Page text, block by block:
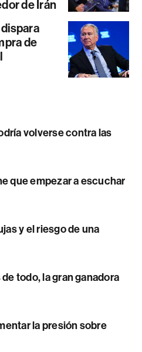
de Irán
de
volverse contra las
que empezar a escuchar
y el riesgo de una
todo, la gran ganadora
la presión sobre